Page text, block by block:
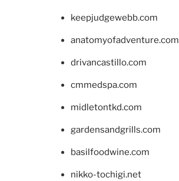
keepjudgewebb.com
anatomyofadventure.com
drivancastillo.com
cmmedspa.com
midletontkd.com
gardensandgrills.com
basilfoodwine.com
nikko-tochigi.net